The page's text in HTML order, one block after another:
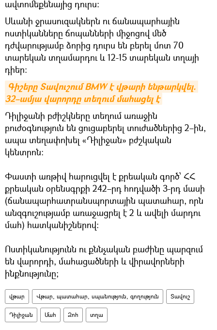
ավտոմեքենայից դուրս։
Սևանի ջրասուզակներն ու ճանապարհային
ոստիկանները ճոպանների միջոցով մեծ
դժվարությամբ ձորից դուրս են բերել մոտ 70
տարեկան տղամարդու և 12-15 տարեկան տղայի
դիեր։
Գիշերը Տավուշում BMW է վթարի ենթարկվել.
32–ամյա վարորդը տեղում մահացել է
Դիլիջանի բժիշկները տեղում առաջին
բուժօգնություն են ցուցաբերել տուժածներից 2–ին,
ապա տեղափոխել «Դիլիջան» բժշկական
կենտրոն։
Փաստի առթիվ հարուցվել է քրեական գործ՝ ՀՀ
քրեական օրենսգրքի 242–րդ հոդվածի 3-րդ մասի
(ճանապարհատրանսպորտային պատահար, որն
անզգուշությամբ առաջացրել է 2 և ավելի մարդու
մահ) հատկանիշներով։
Ոստիկանությունն ու քննչական բաժինը պարզում
են վարորդի, մահացածների և վիրավորների
ինքնությունը;
վթար Վթար, պատահար, սպանություն, գողություն Տավուշ
Դիլիջան Մահ Զոհ տղա